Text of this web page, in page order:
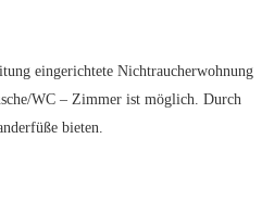
eingerichtete Nichtraucherwohnung
WC – Zimmer ist möglich. Durch
bieten.